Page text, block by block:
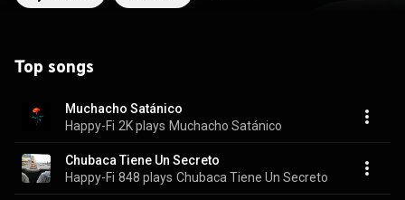
Top songs
Muchacho Satánico
Happy-Fi 2K plays Muchacho Satánico
Chubaca Tiene Un Secreto
Happy-Fi 848 plays Chubaca Tiene Un Secreto